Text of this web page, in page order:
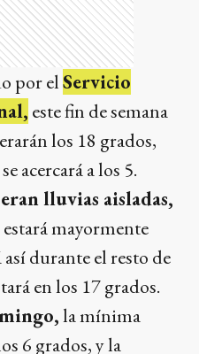
por elServicio
este fin de semana
los 18 grados,
acercará a los 5.
lluvias aisladas,
mayormente
durante el resto de
en los 17 grados.
la mínima
6 grados, y la